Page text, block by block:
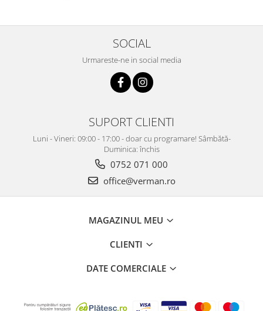
SOCIAL
Urmareste-ne in social media
SUPORT CLIENTI
Luni - Vineri: 09:00 - 17:00 - doar cu programare! Sâmbătă-
Duminica: închis
0752 071 000
office@verman.ro
MAGAZINUL MEU
CLIENTI
DATE COMERCIALE